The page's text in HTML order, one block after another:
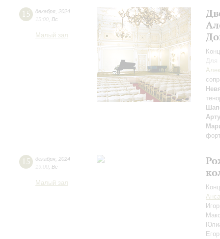
15 декабря 2024
15:00 Вс
Малый зал
Для
15 декабря 2024
19:00 Вс
Малый зал